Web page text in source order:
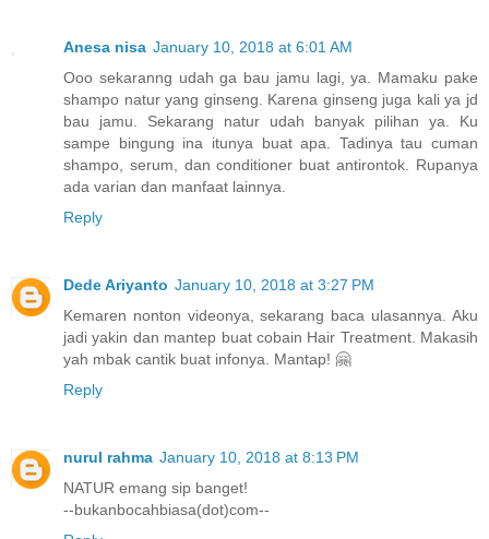
Anesa nisa January 10, 2018 at 6:01 AM
Ooo sekaranng udah ga bau jamu lagi, ya. Mamaku pake
shampo natur yang ginseng. Karena ginseng juga kali ya jd
bau jamu. Sekarang natur udah banyak pilihan ya. Ku
sampe bingung ina itunya buat apa. Tadinya tau cuman
shampo, serum, dan conditioner buat antirontok. Rupanya
ada varian dan manfaat lainnya.
Reply
Dede Ariyanto January 10, 2018 at 3:27 PM
Kemaren nonton videonya, sekarang baca ulasannya. Aku
jadi yakin dan mantep buat cobain Hair Treatment. Makasih
yah mbak cantik buat infonya. Mantap! 🤗
Reply
nurul rahma January 10, 2018 at 8:13 PM
NATUR emang sip banget!
--bukanbocahbiasa(dot)com--